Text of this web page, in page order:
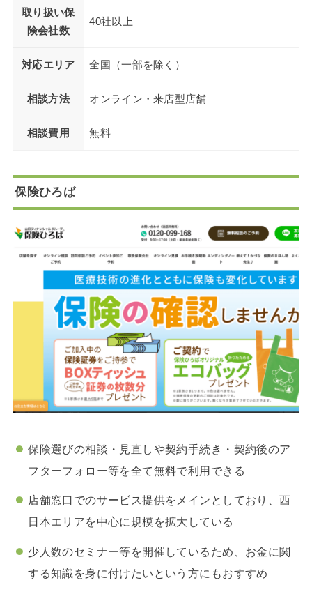
取り扱い保
険会社数
40社以上
対応エリア 全国（一部を除く）
相談方法 オンライン・来店型店舗
相談費用 無料
保険ひろば
保険選びの相談・見直しや契約手続き・契約後のア
フターフォロー等を全て無料で利用できる
店舗窓口でのサービス提供をメインとしており、西
日本エリアを中心に規模を拡大している
少人数のセミナー等を開催しているため、お金に関
する知識を身に付けたいという方にもおすすめ